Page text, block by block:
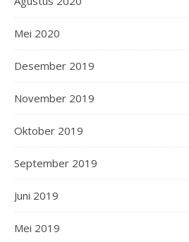
Mei 2020
Desember 2019
November 2019
Oktober 2019
September 2019
Juni 2019
Mei 2019